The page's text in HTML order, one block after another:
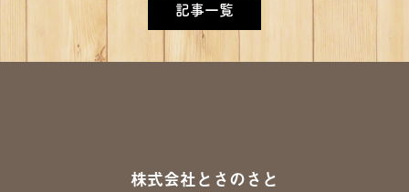
記事一覧
株式会社とさのさと